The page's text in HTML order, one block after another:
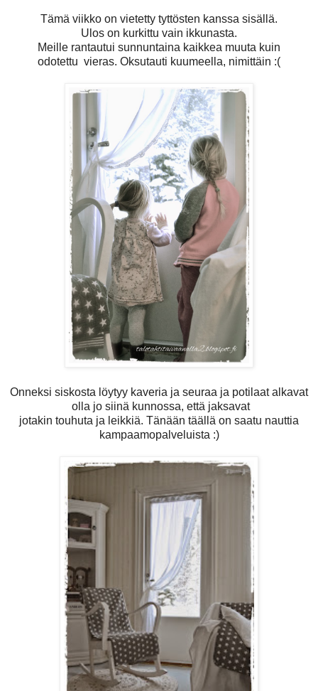
Tämä viikko on vietetty tyttösten kanssa sisällä.
Ulos on kurkittu vain ikkunasta.
Meille rantautui sunnuntaina kaikkea muuta kuin
odotettu vieras. Oksutauti kuumeella, nimittäin :(
Onneksi siskosta löytyy kaveria ja seuraa ja potilaat alkavat
olla jo siinä kunnossa, että jaksavat
jotakin touhuta ja leikkiä. Tänään täällä on saatu nauttia
kampaamopalveluista :)